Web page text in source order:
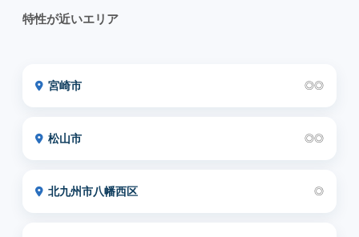
特性が近いエリア
宮崎市 ◎◎
松山市 ◎◎
北九州市八幡西区 ◎